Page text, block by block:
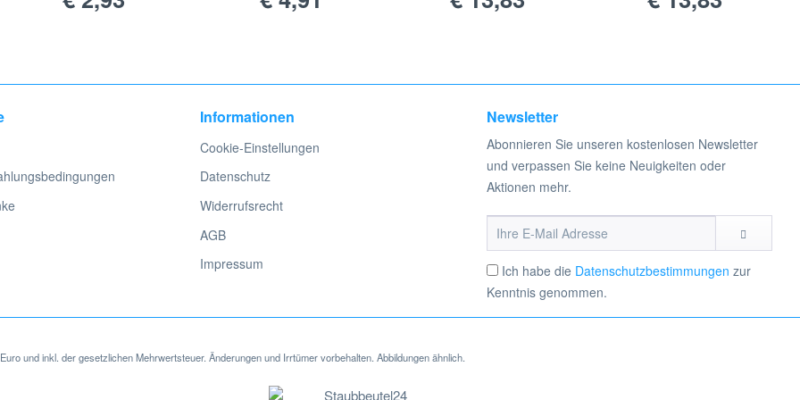
UZ 872
passen, werden heute vor allem aus Mikrovlies hergestellt. Diese Staubsaugerbeutel überzeugen durch ihre hohe Saugkraft,
Die Mikrovlies Staubsaugerbeutel, die für Electrolux UZ 872 Ventaro PSM 1400 geeignet sind, eignen sich besonders gut für
Schmutzpartikel sicher im Beutel halten. Auf diese Weise wird bei jedem Staubsaugvorgang vermieden, dass Feinstaub in die Luft
bieten wir auch Papier-Staubsaugerbeutel an, die zu Ihrem Electrolux UZ 872 Staubsauger passen.
Informationen
Cookie-Einstellungen
Datenschutz
Widerrufsrecht
AGB
Impressum
Newsletter
Abonnieren Sie unseren kostenlosen Newsletter
und verpassen Sie keine Neuigkeiten oder
Aktionen mehr.
Ich habe die Datenschutzbestimmungen zur
Kenntnis genommen.
und inkl. der gesetzlichen Mehrwertsteuer. Änderungen und Irrtümer vorbehalten. Abbildungen ähnlich.